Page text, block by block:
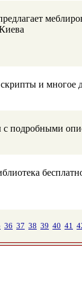
и многое
подробными
36 37 38 39 40 41